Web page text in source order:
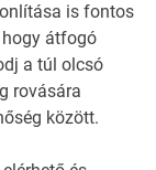
is fontos
hogy átfogó
a túl olcsó
rovására
között.